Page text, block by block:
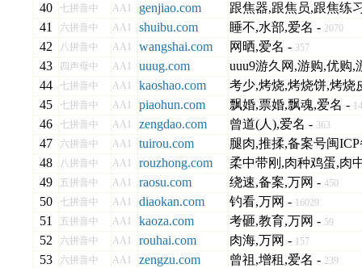
40
七拼音中 AA1 genjiao.com
跟焦器,跟焦员,跟焦练
41
六拼音中 AA1 shuibu.com 睡不,水部,爱名 - 2070
42 八拼音中 AA1 wangshai.com 网晒,爱名 - 357
43 四声母中 AA1 uuug.com
uuu9游久网,游购,优购,
44
七拼音中 AA1 kaoshao.com
考少,烤烧,烤烧饼,烤烧
45
七拼音中 AA1 piaohun.com 飘婚,票婚,飘魂,爱名 -
46 七拼音中 AA1 zengdao.com 曾道(人),爱名 - 363
47 六拼音中 AA1 tuirou.com
腿肉,推揉,备案号闽
48
八拼音中 AA1 rouzhong.com
柔中带刚,肉种鸡蛋,肉
49
五拼音中 AA1 raosu.com 绕速,备案,万网 - 450
50 七拼音中 AA1 diaokan.com 钓看,万网 - 16029
51 五拼音中 AA1 kaoza.com 考砸,教育,万网 - 59
52 六拼音中 AA1 rouhai.com 肉海,万网 - 157
53 六拼音中 AA1 zengzu.com 曾祖,增租,爱名 - 239